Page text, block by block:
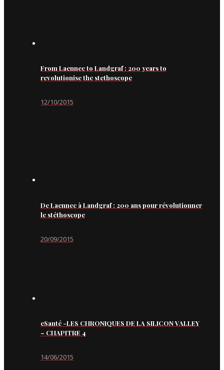
From Laennec to Landgraf : 200 years to
revolutionise the stethoscope
12/10/2015
De Laennec à Landgraf : 200 ans pour révolutionner
le stéthoscope
20/09/2015
eSanté -LES CHRONIQUES DE LA SILICON VALLEY
– CHAPITRE 4
14/06/2015